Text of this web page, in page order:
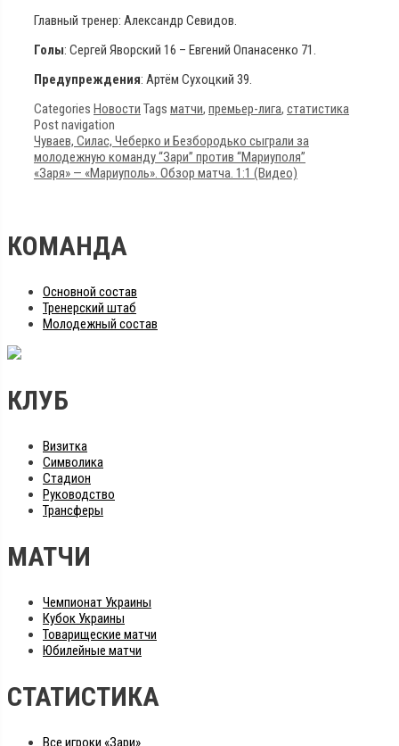
Главный тренер: Александр Севидов.
Голы: Сергей Яворский 16 – Евгений Опанасенко 71.
Предупреждения: Артём Сухоцкий 39.
Categories Новости Tags матчи, премьер-лига, статистика
Post navigation
Чуваев, Силас, Чеберко и Безбородько сыграли за
молодежную команду “Зари” против “Мариуполя”
«Заря» — «Мариуполь». Обзор матча. 1:1 (Видео)
КОМАНДА
Основной состав
Тренерский штаб
Молодежный состав
КЛУБ
Визитка
Символика
Стадион
Руководство
Трансферы
МАТЧИ
Чемпионат Украины
Кубок Украины
Товарищеские матчи
Юбилейные матчи
СТАТИСТИКА
Все игроки «Зари»